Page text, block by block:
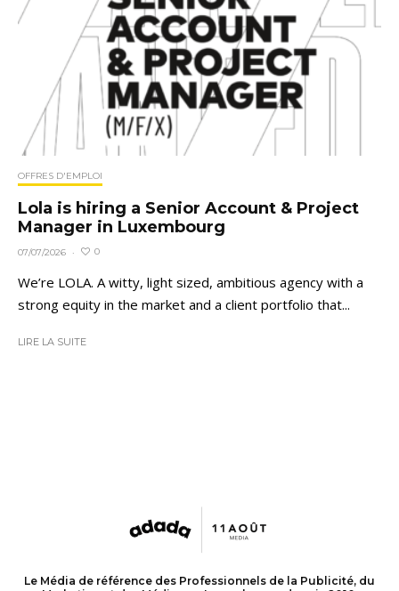
OFFRES D'EMPLOI
Lola is hiring a Senior Account & Project
Manager in Luxembourg
07/07/2026 · 0
We’re LOLA. A witty, light sized, ambitious agency with a
strong equity in the market and a client portfolio that...
LIRE LA SUITE
Le Média de référence des Professionnels de la Publicité, du